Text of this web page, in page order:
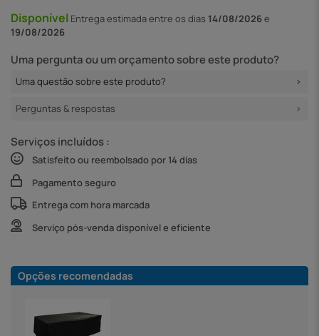
Disponível Entregaestimada entre os dias 14/08/2026e
19/08/2026
Uma pergunta ou um orçamento sobre este produto?
Uma questão sobre este produto?
Perguntas & respostas
Serviços incluídos :
Satisfeito ou reembolsado por 14 dias
Pagamento seguro
Entrega com hora marcada
Serviço pós-venda disponível e eficiente
Opções recomendadas